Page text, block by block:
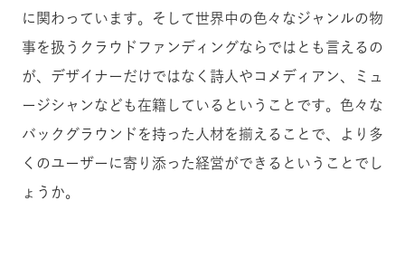
に関わっています。そして世界中の色々なジャンルの物
事を扱うクラウドファンディングならではとも言えるの
が、デザイナーだけではなく詩人やコメディアン、ミュ
ージシャンなども在籍しているということです。色々な
バックグラウンドを持った人材を揃えることで、より多
くのユーザーに寄り添った経営ができるということでし
ょうか。